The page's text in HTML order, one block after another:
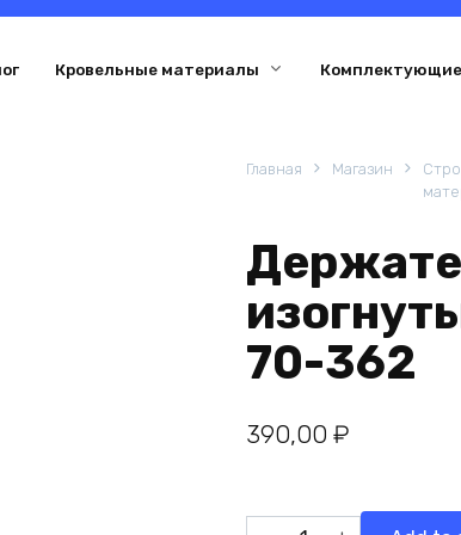
Кровельные материалы
Главная Магазин
70-362
390,00 ₽
Держатель